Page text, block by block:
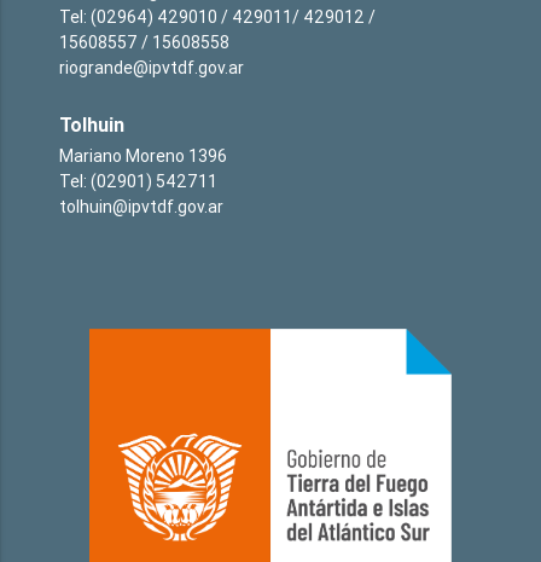
Tel: (02964) 429010 / 429011/ 429012 /
15608557 / 15608558
riogrande@ipvtdf.gov.ar
Tolhuin
Mariano Moreno 1396
Tel: (02901) 542711
tolhuin@ipvtdf.gov.ar